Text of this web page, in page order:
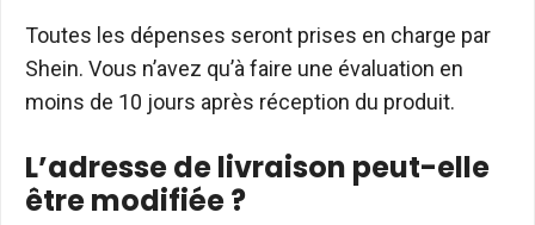
Toutes les dépenses seront prises en charge par
Shein. Vous n’avez qu’à faire une évaluation en
moins de 10 jours après réception du produit.
L’adresse de livraison peut-elle
être modifiée ?